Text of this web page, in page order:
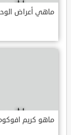
ماهي أعراض
ماهو كريم افوكوم